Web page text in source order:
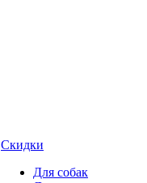
Скидки
Для собак